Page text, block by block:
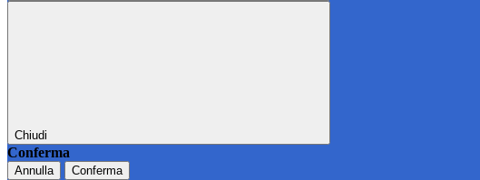
Chiudi
Conferma
Annulla Conferma